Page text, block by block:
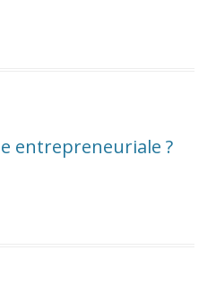
entrepreneuriale ?